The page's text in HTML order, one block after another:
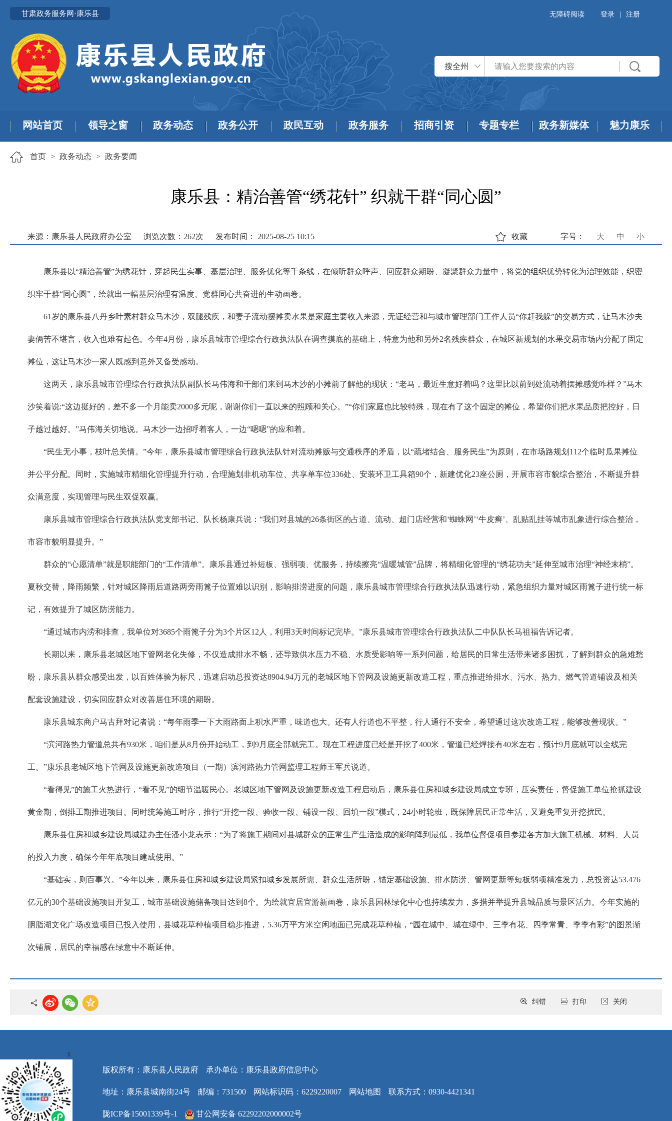
甘肃政务服务网·康乐县 无障碍阅读 登录 注册
搜全州
网站首页 领导之窗 政务动态 政务公开 政民互动 政务服务 招商引资 专题专栏 政务新媒体 魅力康乐
首页 > 政务动态 > 政务要闻
康乐县：精治善管“绣花针” 织就干群“同心圆”
来源：康乐县人民政府办公室 浏览次数： 262次 发布时间： 2025-08-25 10:15 字号： 大 中 小
收藏
康乐县以“精治善管”为绣花针，穿起民生实事、基层治理、服务优化等千条线，在倾听群众呼声、回应群众期盼、凝聚群众力量中，将党的组织优势转化为治理效能，织密
织牢干群“同心圆”，绘就出一幅基层治理有温度、党群同心共奋进的生动画卷。
61岁的康乐县八丹乡叶素村群众马木沙，双腿残疾，和妻子流动摆摊卖水果是家庭主要收入来源，无证经营和与城市管理部门工作人员“你赶我躲”的交易方式，让马木沙夫
妻俩苦不堪言，收入也难有起色。今年4月份，康乐县城市管理综合行政执法队在调查摸底的基础上，特意为他和另外2名残疾群众，在城区新规划的水果交易市场内分配了固定
摊位，这让马木沙一家人既感到意外又备受感动。
这两天，康乐县城市管理综合行政执法队副队长马伟海和干部们来到马木沙的小摊前了解他的现状：“老马，最近生意好着吗？这里比以前到处流动着摆摊感觉咋样？”马木
沙笑着说:“这边挺好的，差不多一个月能卖2000多元呢，谢谢你们一直以来的照顾和关心。”“你们家庭也比较特殊，现在有了这个固定的摊位，希望你们把水果品质把控好，日
子越过越好。”马伟海关切地说。马木沙一边招呼着客人，一边“嗯嗯”的应和着。
“民生无小事，枝叶总关情。”今年，康乐县城市管理综合行政执法队针对流动摊贩与交通秩序的矛盾，以“疏堵结合、服务民生”为原则，在市场路规划112个临时瓜果摊位
并公平分配。同时，实施城市精细化管理提升行动，合理施划非机动车位、共享单车位336处、安装环卫工具箱90个，新建优化23座公厕，开展市容市貌综合整治，不断提升群
众满意度，实现管理与民生双促双赢。
康乐县城市管理综合行政执法队党支部书记、队长杨康兵说：“我们对县城的26条街区的占道、流动、超门店经营和‘蜘蛛网’‘牛皮癣’、乱贴乱挂等城市乱象进行综合整治，
市容市貌明显提升。”
群众的“心愿清单”就是职能部门的“工作清单”。康乐县通过补短板、强弱项、优服务，持续擦亮“温暖城管”品牌，将精细化管理的“绣花功夫”延伸至城市治理“神经末梢”。
夏秋交替，降雨频繁，针对城区降雨后道路两旁雨篦子位置难以识别，影响排涝进度的问题，康乐县城市管理综合行政执法队迅速行动，紧急组织力量对城区雨篦子进行统一标
记，有效提升了城区防涝能力。
“通过城市内涝和排查，我单位对3685个雨篦子分为3个片区12人，利用3天时间标记完毕。”康乐县城市管理综合行政执法队二中队队长马祖福告诉记者。
长期以来，康乐县老城区地下管网老化失修，不仅造成排水不畅，还导致供水压力不稳、水质受影响等一系列问题，给居民的日常生活带来诸多困扰，了解到群众的急难愁
盼，康乐县从群众感受出发，以百姓体验为标尺，迅速启动总投资达8904.94万元的老城区地下管网及设施更新改造工程，重点推进给排水、污水、热力、燃气管道铺设及相关
配套设施建设，切实回应群众对改善居住环境的期盼。
康乐县城东商户马古拜对记者说：“每年雨季一下大雨路面上积水严重，味道也大。还有人行道也不平整，行人通行不安全，希望通过这次改造工程，能够改善现状。”
“滨河路热力管道总共有930米，咱们是从8月份开始动工，到9月底全部就完工。现在工程进度已经是开挖了400米，管道已经焊接有40米左右，预计9月底就可以全线完
工。”康乐县老城区地下管网及设施更新改造项目（一期）滨河路热力管网监理工程师王军兵说道。
“看得见”的施工火热进行，“看不见”的细节温暖民心。老城区地下管网及设施更新改造工程启动后，康乐县住房和城乡建设局成立专班，压实责任，督促施工单位抢抓建设
黄金期，倒排工期推进项目。同时统筹施工时序，推行“开挖一段、验收一段、铺设一段、回填一段”模式，24小时轮班，既保障居民正常生活，又避免重复开挖扰民。
康乐县住房和城乡建设局城建办主任潘小龙表示：“为了将施工期间对县城群众的正常生产生活造成的影响降到最低，我单位督促项目参建各方加大施工机械、材料、人员
的投入力度，确保今年年底项目建成使用。”
“基础实，则百事兴。”今年以来，康乐县住房和城乡建设局紧扣城乡发展所需、群众生活所盼，锚定基础设施、排水防涝、管网更新等短板弱项精准发力，总投资达53.476
亿元的30个基础设施项目开复工，城市基础设施储备项目达到8个。为绘就宜居宜游新画卷，康乐县园林绿化中心也持续发力，多措并举提升县城品质与景区活力。今年实施的
胭脂湖文化广场改造项目已投入使用，县城花草种植项目稳步推进，5.36万平方米空闲地面已完成花草种植，“园在城中、城在绿中、三季有花、四季常青、季季有彩”的图景渐
次铺展，居民的幸福感在绿意中不断延伸。
关闭
打印
纠错
版权所有：康乐县人民政府 承办单位：康乐县政府信息中心
地址：康乐县城南街24号 邮编：731500 网站标识码：6229220007 网站地图 联系方式：0930-4421341
陇ICP备15001339号-1 甘公网安备 62292202000002号
x